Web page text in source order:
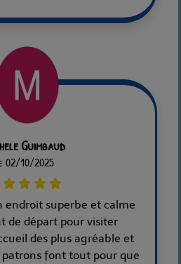
Guimbaud
02/10/2025
endroit superbe et calme
de départ pour visiter
des plus agréable et
font tout pour que